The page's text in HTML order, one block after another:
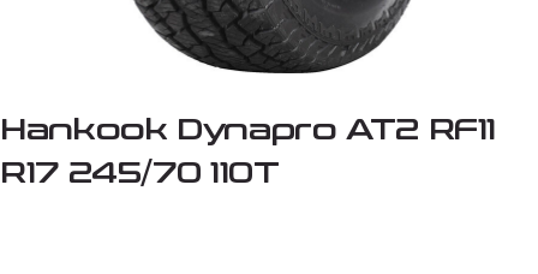
Hankook Dynapro AT2 RF11
R17 245/70 110T